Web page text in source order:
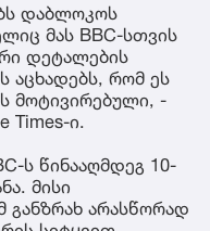
დაბლოკოს
მას BBC-სთვის
დეტალების
აცხადებს, რომ ეს
მოტივირებული, -
Times-ი.
ს წინააღმდეგ 10-
მისი
განზრახ არასწორად